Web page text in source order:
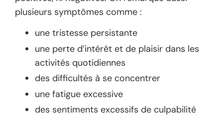
plusieurs symptômes comme :
une tristesse persistante
une perte d’intérêt et de plaisir dans les
activités quotidiennes
des difficultés à se concentrer
une fatigue excessive
des sentiments excessifs de culpabilité